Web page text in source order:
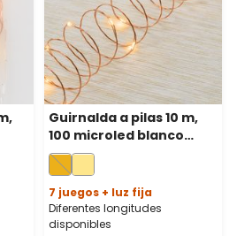
Guirnalda a pilas 10 m,
100 microled blanco
extra cálido, cable metal
cobre
7 juegos + luz fija
Diferentes longitudes
disponibles